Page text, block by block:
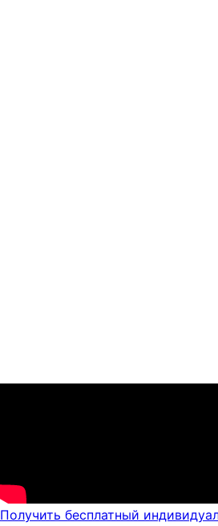
Получить бесплатный